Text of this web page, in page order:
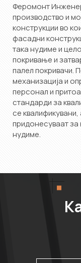
Феромонт
производство и
конструкции во
фасадни
така нудиме и
покривање и
палел покривачи.
механизација и
персонал и
стандарди за
се
придонесуваат за
нудиме.